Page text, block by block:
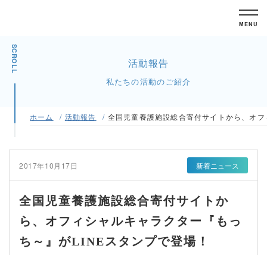
MENU
SCROLL 活動報告
私たちの活動のご紹介
ホーム 活動報告 全国児童養護施設総合寄付サイトから、オ
2017年10月17日 新着ニュース
全国児童養護施設総合寄付サイトか
ら、オフィシャルキャラクター『もっ
ち～』がLINEスタンプで登場！